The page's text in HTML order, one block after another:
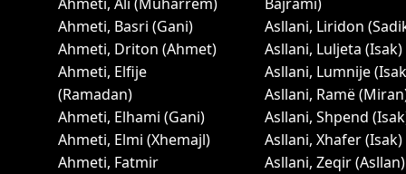
Ahmeti, Basri (Gani)
Ahmeti, Driton (Ahmet)
Ahmeti, Elfije
(Ramadan)
Ahmeti, Elhami (Gani)
Ahmeti, Elmi (Xhemajl)
Ahmeti, Fatmir
Asllani, Liridon
Asllani, Luljeta (Isak)
Asllani, Lumnije
Asllani, Ramë
Asllani, Shpend
Asllani, Xhafer (Isak)
Asllani, Zeqir (Asllan)